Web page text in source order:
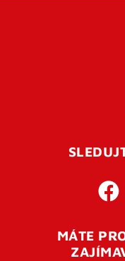
Pro úspěšné
vaší e-mailovou
otevření tohoto
přihlásit.
MÁTE